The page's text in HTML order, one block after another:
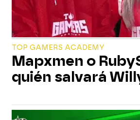
TOP GAMERS ACADEMY
Mapxmen o
quién salvará